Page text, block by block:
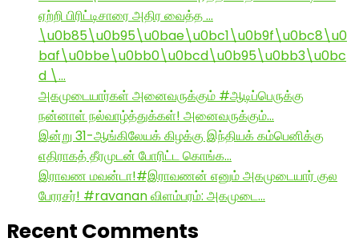
ஏற்றி பிரிட்டிசாரை அதிர வைத்த …
\u0b85\u0b95\u0bae\u0bc1\u0b9f\u0bc8\u0
baf\u0bbe\u0bb0\u0bcd\u0b95\u0bb3\u0bc
d \…
அகமுடையார்கள் அனைவருக்கும் #ஆடிப்பெருக்கு
நன்னாள் நல்வாழ்த்துக்கள்! அனைவருக்கும்…
இன்று 31-ஆங்கிலேயக் கிழக்கு இந்தியக் கம்பெனிக்கு
எதிராகத் தீரமுடன் போரிட்ட கொங்க…
இராவண மவன்டா!#இராவணன் எனும் அகமுடையார் குல
பேரரசர்! #ravanan விளம்பரம்: அகமுடை…
Recent Comments